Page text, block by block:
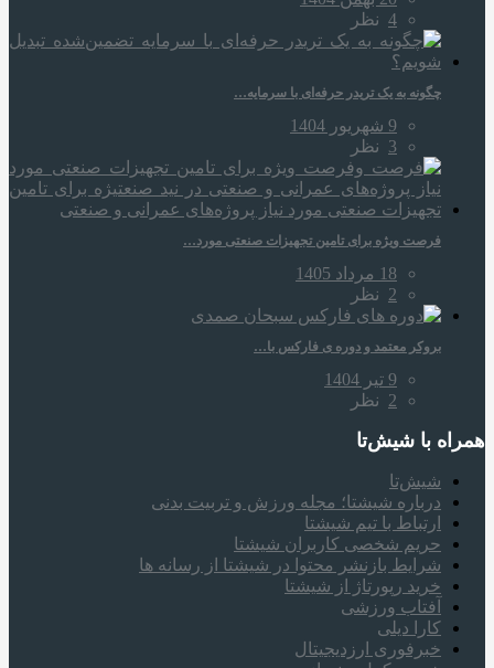
4 نظر
چگونه به یک تریدر حرفه‌ای با سرمایه…
9 شهریور 1404
3 نظر
فرصت ویژه برای تامین تجهیزات صنعتی مورد…
18 مرداد 1405
2 نظر
بروکر معتمد و دوره‌ ی فارکس با…
9 تیر 1404
2 نظر
همراه‌ با شیش‌تا
شیش‌تا
درباره شیشتا؛ مجله ورزش و تربیت بدنی
ارتباط با تیم شیشتا
حریم شخصی کاربران شیشتا
شرایط بازنشر محتوا در شیشتا از رسانه ها
خرید رپورتاژ از شیشتا
آفتاب ورزشی
کارا دیلی
خبرفوری ارزدیجیتال